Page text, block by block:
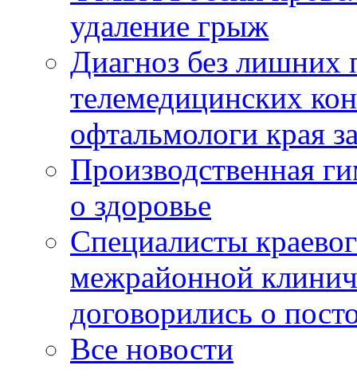
удаление грыж
Диагноз без лишних
телемедицинских
офтальмологи края
Производственная
о здоровье
Специалисты
межрайонной
договорились о
Все новости